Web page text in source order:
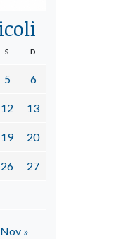
S D
5 6
12 13
19 20
26 27
Nov »